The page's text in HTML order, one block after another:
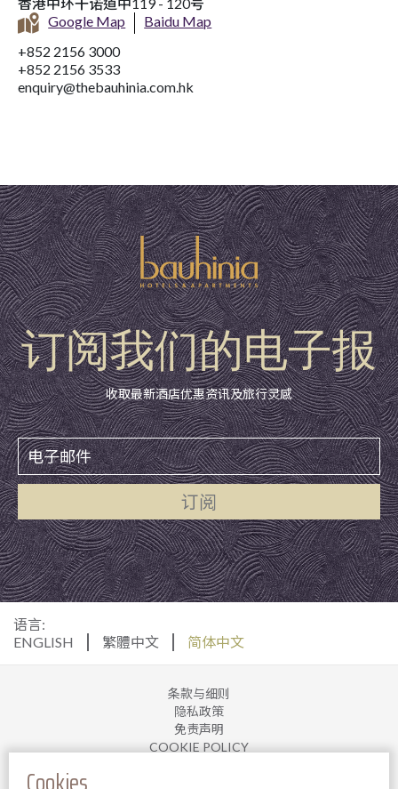
Google Map
Baidu Map
+852 2156 3000
+852 2156 3533
enquiry@thebauhinia.com.hk
订阅我们的电子报
收取最新酒店优惠资讯及旅行灵感
订阅
语言:
ENGLISH
繁體中文 简体中文
条款与细则
隐私政策
免责声明
COOKIE POLICY